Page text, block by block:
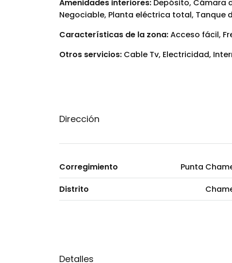
Amenidades interiores: Depósito, Cámara
Negociable, Planta eléctrica total, Tanque
Características de la zona:Acceso fácil,
Otros servicios: Cable Tv, Electricidad,
Dirección
Corregimiento
Punta
Distrito
Detalles